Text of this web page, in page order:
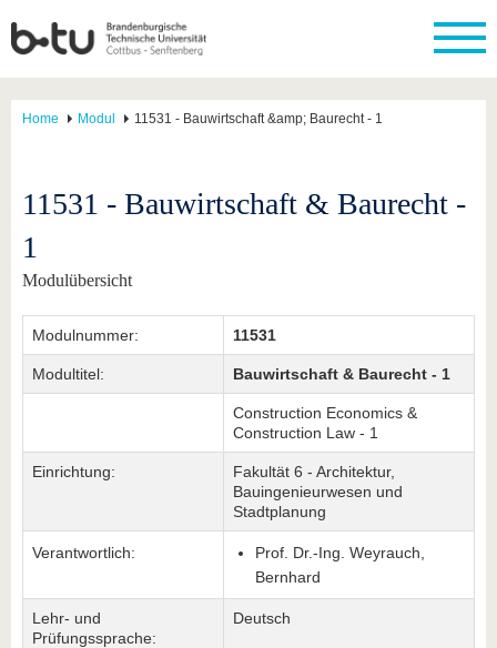
Home Modul 11531 - Bauwirtschaft &amp; Baurecht - 1
11531 - Bauwirtschaft & Baurecht -
1
Modulübersicht
Modulnummer: 11531
Modultitel: Bauwirtschaft & Baurecht - 1
Construction Economics &
Construction Law - 1
Einrichtung:
Fakultät 6 - Architektur,
Bauingenieurwesen und
Stadtplanung
Verantwortlich:
Prof. Dr.-Ing. Weyrauch,
Bernhard
Lehr- und
Prüfungssprache:
Deutsch